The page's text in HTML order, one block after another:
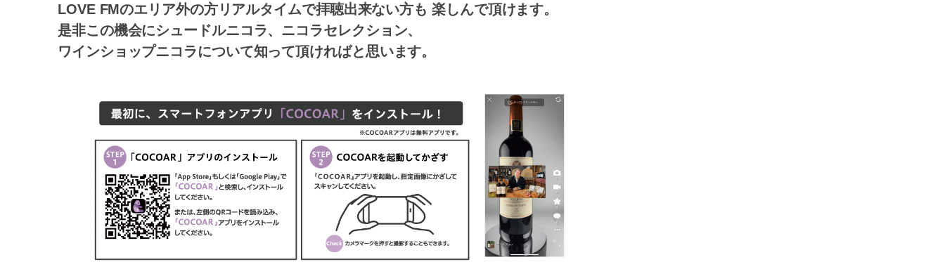
LOVE FMのエリア外の方リアルタイムで拝聴出来ない方も 楽しんで頂けます。
是非この機会にシュードルニコラ、ニコラセレクション、
ワインショップニコラについて知って頂ければと思います。